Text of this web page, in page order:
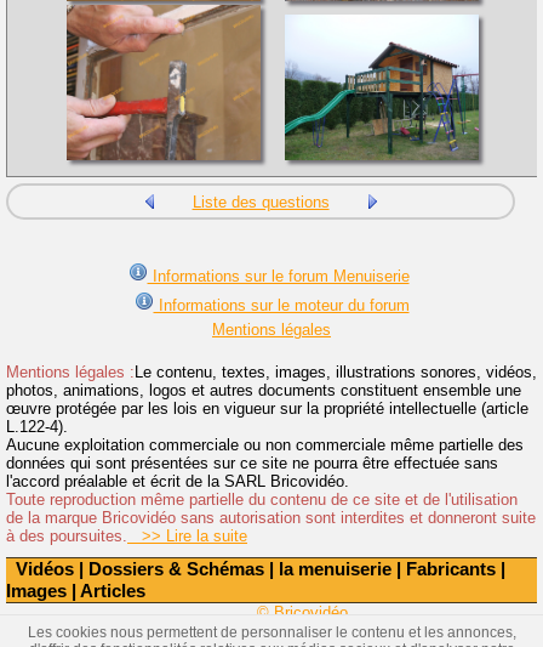
Vidéos | Dossiers & Schémas | la menuiserie | Fabricants |
Images | Articles
Liste des questions
Informations sur le forum Menuiserie
Informations sur le moteur du forum
Mentions légales
Mentions légales :Le contenu, textes, images, illustrations sonores, vidéos,
photos, animations, logos et autres documents constituent ensemble une
œuvre protégée par les lois en vigueur sur la propriété intellectuelle (article
L.122-4).
Aucune exploitation commerciale ou non commerciale même partielle des
données qui sont présentées sur ce site ne pourra être effectuée sans
l'accord préalable et écrit de la SARL Bricovidéo.
Toute reproduction même partielle du contenu de ce site et de l'utilisation
de la marque Bricovidéo sans autorisation sont interdites et donneront suite
à des poursuites.
>> Lire la suite
© Bricovidéo
Les cookies nous permettent de personnaliser le contenu et les annonces,